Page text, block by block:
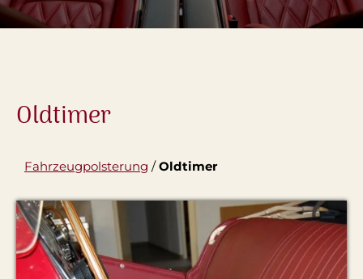
Oldtimer
Fahrzeugpolsterung /Oldtimer